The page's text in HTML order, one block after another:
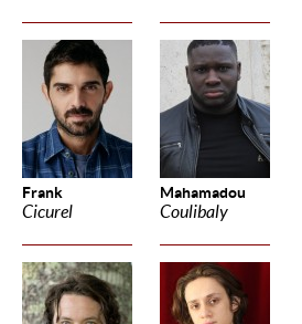
Frank
Cicurel
Mahamadou
Coulibaly